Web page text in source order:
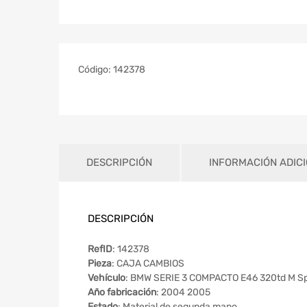
Código: 142378
DESCRIPCIÓN INFORMACIÓN
DESCRIPCIÓN
RefID: 142378
Pieza: CAJA CAMBIOS
Vehículo: BMW SERIE 3 COMPACTO E46 320td M
Año fabricación: 2004 2005